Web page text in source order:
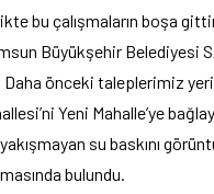
bu çalışmaların boşa
Büyükşehir Belediyesi
Daha önceki taleplerimiz
Yeni Mahalle’ye
su baskını
bulundu.